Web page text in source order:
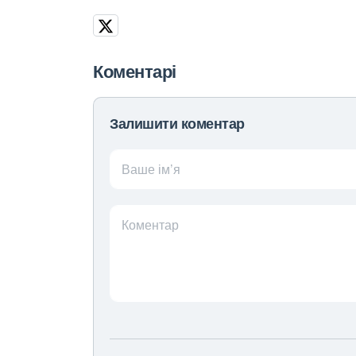
Коментарі
Залишити коментар
Ваше ім’я
Коментар